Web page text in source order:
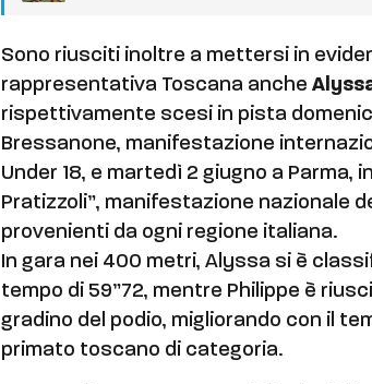
Sono riusciti inoltre a mettersi in
rappresentativa Toscana anche
rispettivamente scesi in pista
Bressanone, manifestazione
Under 18, e martedì 2 giugno a Parma,
Pratizzoli”, manifestazione nazionale
provenienti da ogni regione italiana.
In gara nei 400 metri, Alyssa si è
tempo di 59”72, mentre Philippe è
gradino del podio, migliorando con il
primato toscano di categoria.